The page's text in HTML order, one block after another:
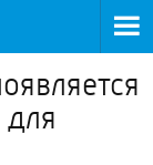
для